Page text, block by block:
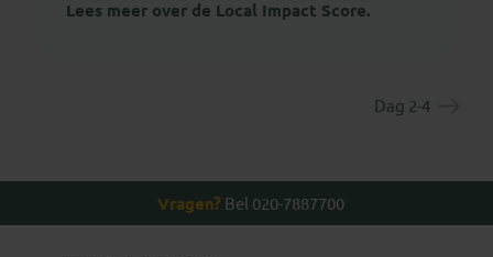
Lees meer over de Local Impact Score.
Dag 2-4
Vragen? Bel 020-7887700